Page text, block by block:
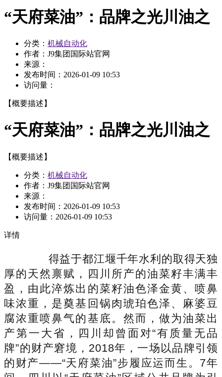
“天府菜油”：品牌之光川油之
分类： 机械自动化
作者：J9集团国际站官网
来源：
发布时间： 2026-01-09 10:53
访问量：
【概要描述】
“天府菜油”：品牌之光川油之
【概要描述】
分类： 机械自动化
作者：J9集团国际站官网
来源：
发布时间： 2026-01-09 10:53
访问量： 2026-01-09 10:53
详情
得益于都江堰千年水利的取得天独
厚的天然禀赋，四川所产的油菜籽丰满丰
盈，由此淬炼出的菜籽油色泽金黄、喷鼻
味浓重，是奠基回锅肉琥珀色泽、麻婆豆
腐浓重喷鼻气的基底。然而，做为油菜出
产第一大省，四川却曾面对“有质量无品
牌”的财产窘境，2018年，一场以品牌引领
的财产——“天府菜油”步履应运而生。7年